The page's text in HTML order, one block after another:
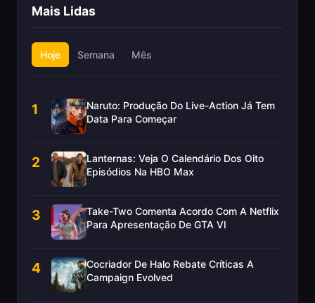
Mais Lidas
Hoje Semana Mês
1
Naruto: Produção Do Live-Action Já Tem
Data Para Começar
2
Lanternas: Veja O Calendário Dos Oito
Episódios Na HBO Max
3
Take-Two Comenta Acordo Com A Netflix
Para Apresentação De GTA VI
4
Cocriador De Halo Rebate Críticas A
Campaign Evolved